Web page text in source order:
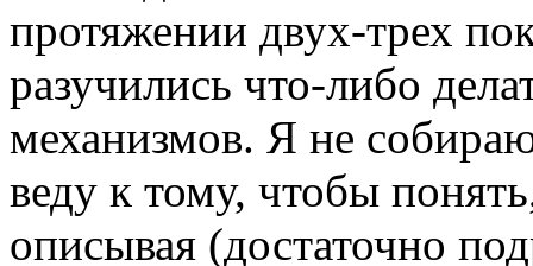
протяжении двух-трех
разучились что-либо
механизмов. Я не
веду к тому, чтобы
описывая (достаточно